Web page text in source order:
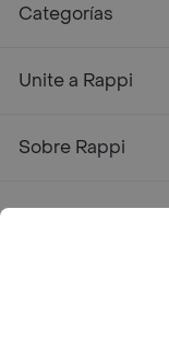
Categorías
Unite a Rappi
Sobre Rappi